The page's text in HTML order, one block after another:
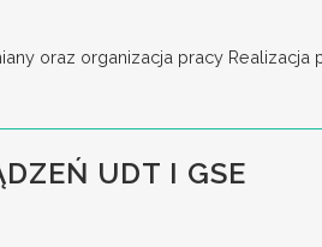
oraz organizacja pracy Realizacja
UDT I GSE